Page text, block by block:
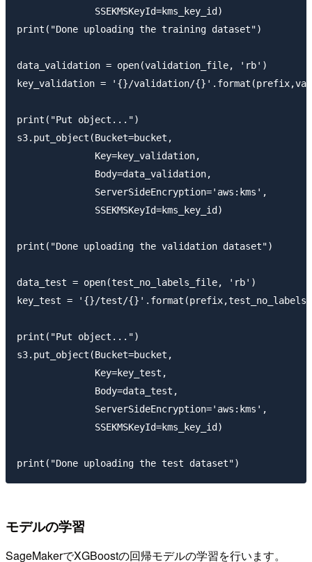
              SSEKMSKeyId=kms_key_id)
print("Done uploading the training dataset")
data_validation = open(validation_file, 'rb')
key_validation = '{}/validation/
print("Put object...")
s3.put_object(Bucket=bucket,
              Key=key_validation,
              Body=data_validation,
              ServerSideEncryption='aws:kms',
              SSEKMSKeyId=kms_key_id)
print("Done uploading the validation dataset")
data_test = open(test_no_labels_file, 'rb')
key_test = '{}/test/
print("Put object...")
s3.put_object(Bucket=bucket,
              Key=key_test,
              Body=data_test,
              ServerSideEncryption='aws:kms',
              SSEKMSKeyId=kms_key_id)
モデルの学習
SageMakerでXGBoostの回帰モデルの学習を行います。